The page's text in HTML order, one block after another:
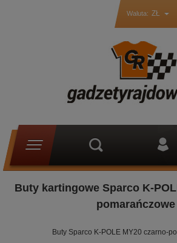
Waluta: ZŁ
Buty kartingowe Sparco K-
pomarańczowe
Buty Sparco K-POLE MY20 czarno-